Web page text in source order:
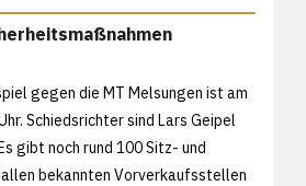
gegen die MT Melsungen ist am
Schiedsrichter sind Lars Geipel
gibt noch rund 100 Sitz- und
bekannten Vorverkaufsstellen